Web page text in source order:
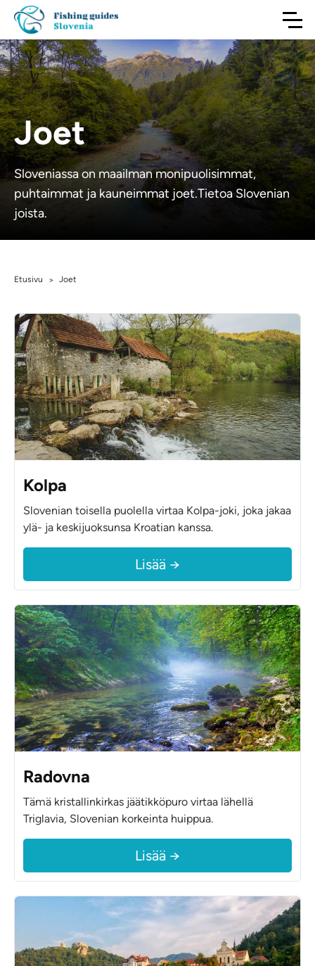
Joet
Sloveniassa on maailman monipuolisimmat,
puhtaimmat ja kauneimmat joet.Tietoa Slovenian
joista.
Etusivu > Joet
Kolpa
Slovenian toisella puolella virtaa Kolpa-joki, joka jakaa
ylä- ja keskijuoksunsa Kroatian kanssa.
Lisää →
Radovna
Tämä kristallinkirkas jäätikköpuro virtaa lähellä
Triglavia, Slovenian korkeinta huippua.
Lisää →